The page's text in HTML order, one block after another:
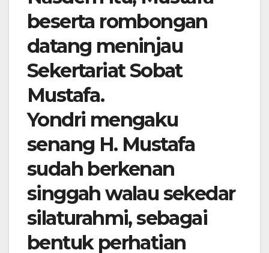
beserta rombongan
datang meninjau
Sekertariat Sobat
Mustafa.
Yondri mengaku
senang H. Mustafa
sudah berkenan
singgah walau sekedar
silaturahmi, sebagai
bentuk perhatian